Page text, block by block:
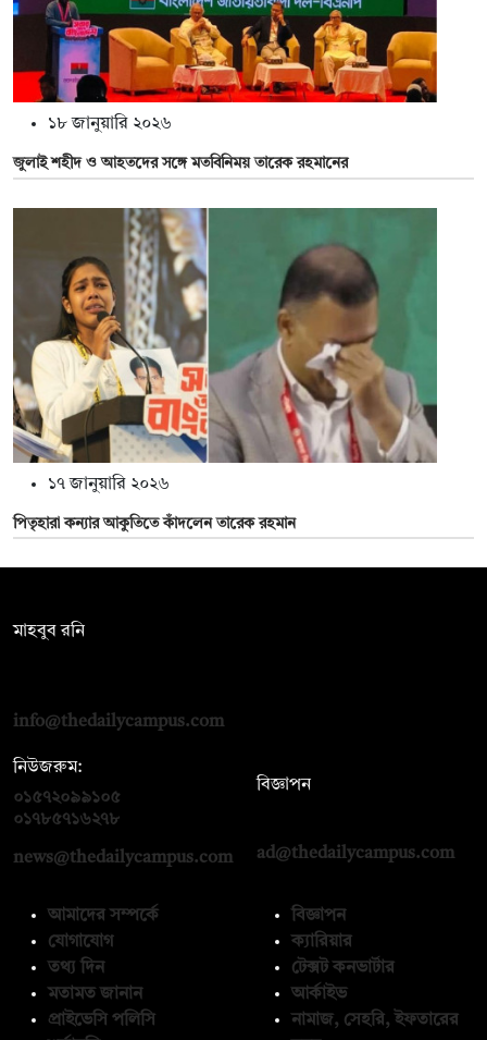
১৮ জানুয়ারি ২০২৬
জুলাই শহীদ ও আহতদের সঙ্গে মতবিনিময় তারেক রহমানের
১৭ জানুয়ারি ২০২৬
পিতৃহারা কন্যার আকুতিতে কাঁদলেন তারেক রহমান
মাহবুব রনি
info@thedailycampus.com
নিউজরুম:
০১৫৭২০৯৯১০৫
০১৭৮৫৭১৬২৭৮
news@thedailycampus.com
বিজ্ঞাপন
ad@thedailycampus.com
আমাদের সম্পর্কে
যোগাযোগ
তথ্য দিন
মতামত জানান
প্রাইভেসি পলিসি
বিজ্ঞাপন
ক্যারিয়ার
টেক্সট কনভার্টার
আর্কাইভ
নামাজ, সেহরি, ইফতারের